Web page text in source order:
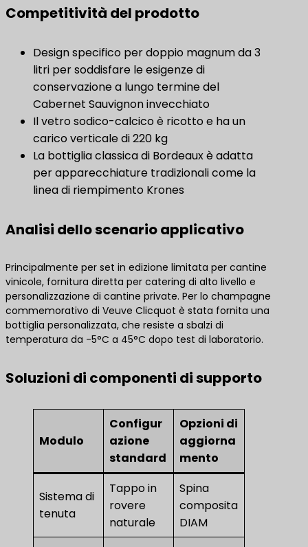
Competitività del prodotto
Design specifico per doppio magnum da 3
litri per soddisfare le esigenze di
conservazione a lungo termine del
Cabernet Sauvignon invecchiato
Il vetro sodico-calcico è ricotto e ha un
carico verticale di 220 kg
La bottiglia classica di Bordeaux è adatta
per apparecchiature tradizionali come la
linea di riempimento Krones
Analisi dello scenario applicativo
Principalmente per set in edizione limitata per cantine
vinicole, fornitura diretta per catering di alto livello e
personalizzazione di cantine private. Per lo champagne
commemorativo di Veuve Clicquot è stata fornita una
bottiglia personalizzata, che resiste a sbalzi di
temperatura da -5°C a 45°C dopo test di laboratorio.
Soluzioni di componenti di supporto
Modulo
Configur
azione
standard
Opzioni di
aggiorna
mento
Sistema di
tenuta
Tappo in
rovere
naturale
Spina
composita
DIAM